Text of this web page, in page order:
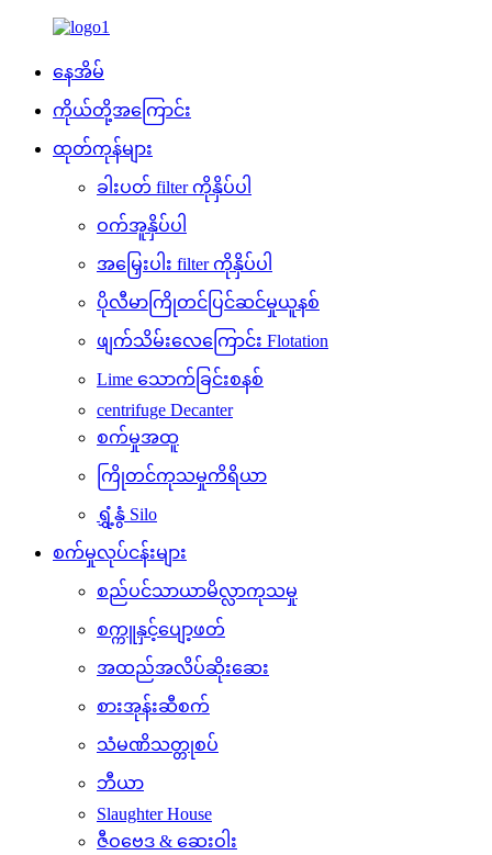
နေအိမ်
ကိုယ်တို့အကြောင်း
ထုတ်ကုန်များ
ခါးပတ် filter ကိုနှိပ်ပါ
ဝက်အူနှိပ်ပါ
အမြှေးပါး filter ကိုနှိပ်ပါ
ပိုလီမာကြိုတင်ပြင်ဆင်မှုယူနစ်
ဖျက်သိမ်းလေကြောင်း Flotation
Lime သောက်ခြင်းစနစ်
centrifuge Decanter
စက်မှုအထူ
ကြိုတင်ကုသမှုကိရိယာ
ရွှံ့နွံ Silo
စက်မှုလုပ်ငန်းများ
စည်ပင်သာယာမိလ္လာကုသမှု
စက္ကူနှင့်ပျော့ဖတ်
အထည်အလိပ်ဆိုးဆေး
စားအုန်းဆီစက်
သံမဏိသတ္တုစပ်
ဘီယာ
Slaughter House
ဇီဝဗေဒ & ဆေးဝါး